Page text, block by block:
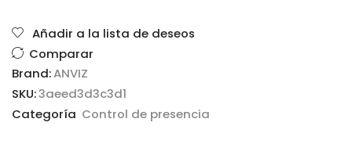
Añadir a la lista de deseos
Comparar
Brand:ANVIZ
SKU:3aeed3d3c3d1
Categoría Control de presencia